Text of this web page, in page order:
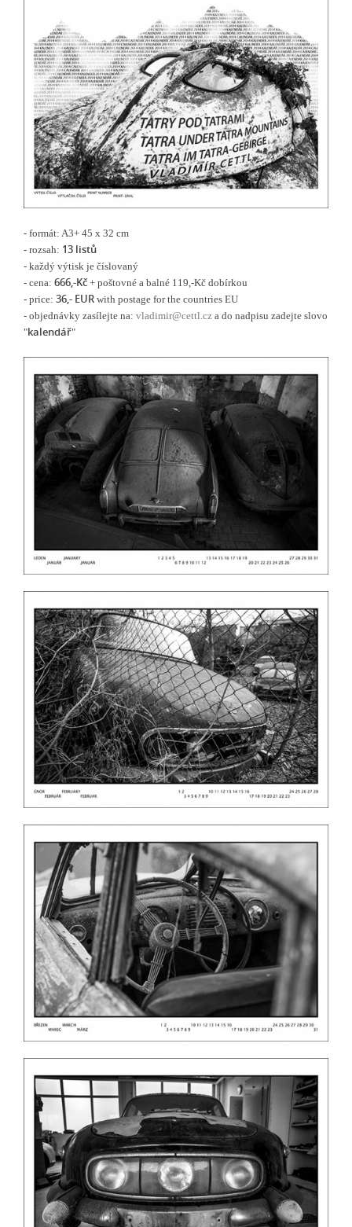
- formát: A3+ 45 x 32 cm
- rozsah: 13 listů
- každý výtisk je číslovaný
- cena: 666,-Kč + poštovné a balné 119,-Kč dobírkou
- price: 36,- EUR with postage for the countries EU
- objednávky zasílejte na: vladimir@cettl.cz a do nadpisu zadejte slovo
"kalendář"